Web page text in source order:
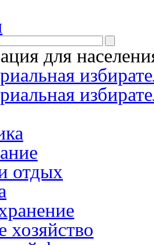
для
отдых
хозяйство